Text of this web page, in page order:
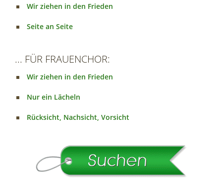
Wir ziehen in den Frieden
Seite an Seite
... FÜR FRAUENCHOR:
Wir ziehen in den Frieden
Nur ein Lächeln
Rücksicht, Nachsicht, Vorsicht